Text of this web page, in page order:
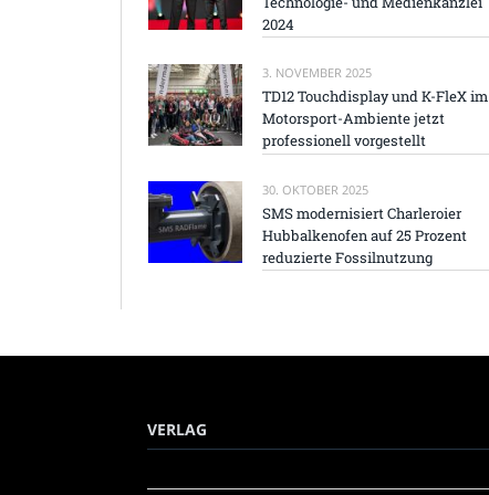
2024
3. NOVEMBER 2025
TD12 Touchdisplay und K-FleX im
Motorsport-Ambiente jetzt
professionell vorgestellt
30. OKTOBER 2025
SMS modernisiert Charleroier
Hubbalkenofen auf 25 Prozent
reduzierte Fossilnutzung
VERLAG